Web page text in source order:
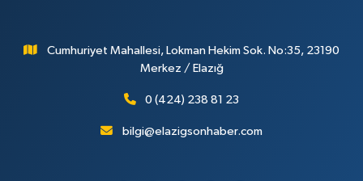
Cumhuriyet Mahallesi, Lokman Hekim Sok. No:35, 23190
Merkez / Elazığ
0 (424) 238 81 23
bilgi@elazigsonhaber.com